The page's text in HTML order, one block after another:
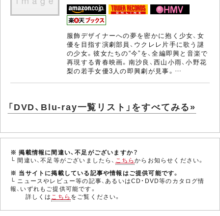
服飾デザイナーへの夢を密かに抱く少女、女
優を目指す演劇部員、ウクレレ片手に歌う謎
の少女。彼女たちの“今”を、全編即興と音楽で
再現する青春映画。南沙良、西山小雨、小野花
梨の若手女優3人の即興劇が見事。…
「DVD、Blu-ray一覧リスト」をすべてみる»
※ 掲載情報に間違い、不足がございますか？
└ 間違い、不足等がございましたら、 こちらからお知らせください。
※ 当サイトに掲載している記事や情報はご提供可能です。
└ ニュースやレビュー等の記事、あるいはCD・DVD等のカタログ情
報、いずれもご提供可能です。
詳しくはこちら をご覧ください。